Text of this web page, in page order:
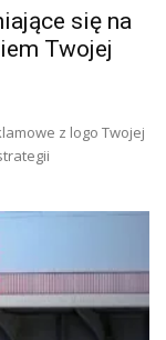
się na
Twojej
z logo Twojej